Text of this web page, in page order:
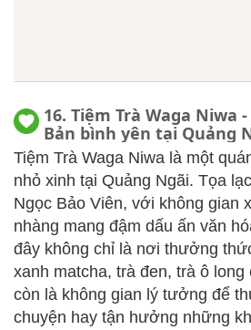
16. Tiệm Trà Waga Niwa
Bản bình yên tại Quảng
review
Tiệm Trà Waga Niwa là một
nhỏ xinh tại Quảng Ngãi. Tọa
Ngọc Bảo Viên, với không gian
nhàng mang đậm dấu ấn văn
đây không chỉ là nơi thưởng
xanh matcha, trà đen, trà ô
còn là không gian lý tưởng để
chuyện hay tận hưởng những